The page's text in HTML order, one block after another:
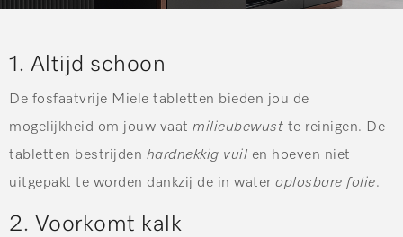
1. Altijd schoon
De fosfaatvrije Miele tabletten bieden jou de
mogelijkheid om jouw vaat milieubewust te reinigen. De
tabletten bestrijden hardnekkig vuil en hoeven niet
uitgepakt te worden dankzij de in wateroplosbare folie.
2. Voorkomt kalk